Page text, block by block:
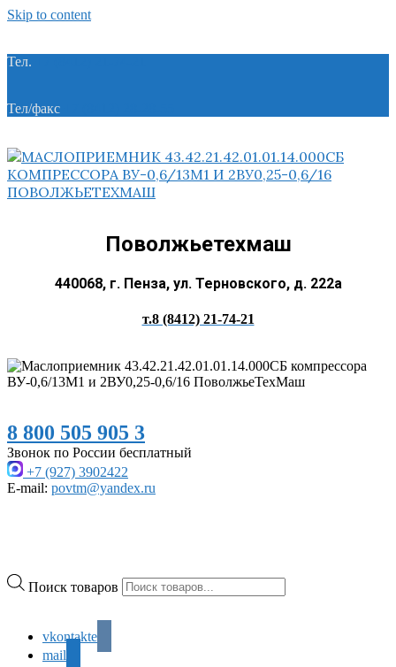
Skip to content
Тел.
Тел/факс
Поволжьетехмаш
440068, г. Пенза, ул. Терновского, д. 222а
т.8 (8412) 21-74-21
8 800 505 905 3
Звонок по России бесплатный
+7 (927) 3902422
E-mail: povtm@yandex.ru
Поиск товаров
vkontakte
mail